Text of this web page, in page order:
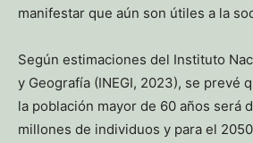
manifestar que aún son útiles a la
Según estimaciones del Instituto
y Geografía (INEGI, 2023), se prevé
la población mayor de 60 años será
millones de individuos y para el